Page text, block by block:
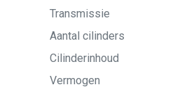
Transmissie
Aantal cilinders
Cilinderinhoud
Vermogen